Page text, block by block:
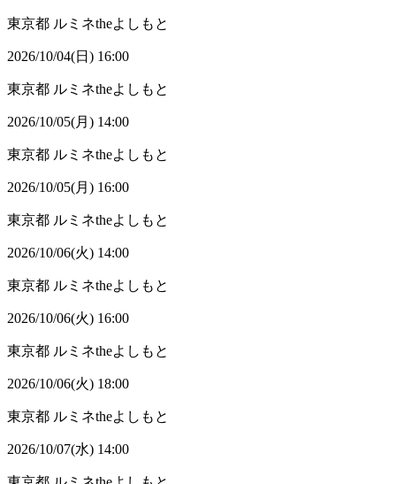
東京都 ルミネtheよしもと
2026/10/04(日) 16:00
東京都 ルミネtheよしもと
2026/10/05(月) 14:00
東京都 ルミネtheよしもと
2026/10/05(月) 16:00
東京都 ルミネtheよしもと
2026/10/06(火) 14:00
東京都 ルミネtheよしもと
2026/10/06(火) 16:00
東京都 ルミネtheよしもと
2026/10/06(火) 18:00
東京都 ルミネtheよしもと
2026/10/07(水) 14:00